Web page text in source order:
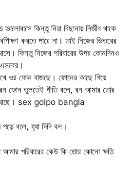
কিন্তু নিরা বিছানায় নির্জীব থাকে
করতে পারে না। তাই নিজের ভিতরের
আসে। কিন্তু নিজের পরিবারের উপর কোনদিনও
ওর ফোন বাজছে। ফোনের কাছে গিয়ে
ফোন তুলতেই গীতি বলে, রন আমার তোর
আছে। sex golpo bangla
পড়ে বলে, হ্যা দিদি বল।
পরিবারের কেউ কি তোর কোনো ক্ষতি